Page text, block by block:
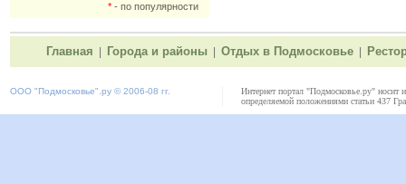
*- по популярности
Главная Города и районы Отдых в Подмосковье
ООО "Подмосковье" .ру © 2006-08 гг.
Интернет портал "Подмосковье.ру" носит
определяемой положениями статьи 437